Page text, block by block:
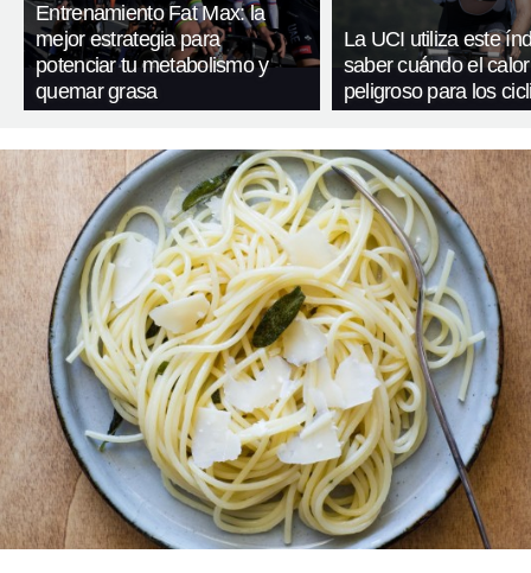
Entrenamiento Fat Max: la
mejor estrategia para
potenciar tu metabolismo y
quemar grasa
La UCI utiliza este
saber cuándo el
peligroso para los